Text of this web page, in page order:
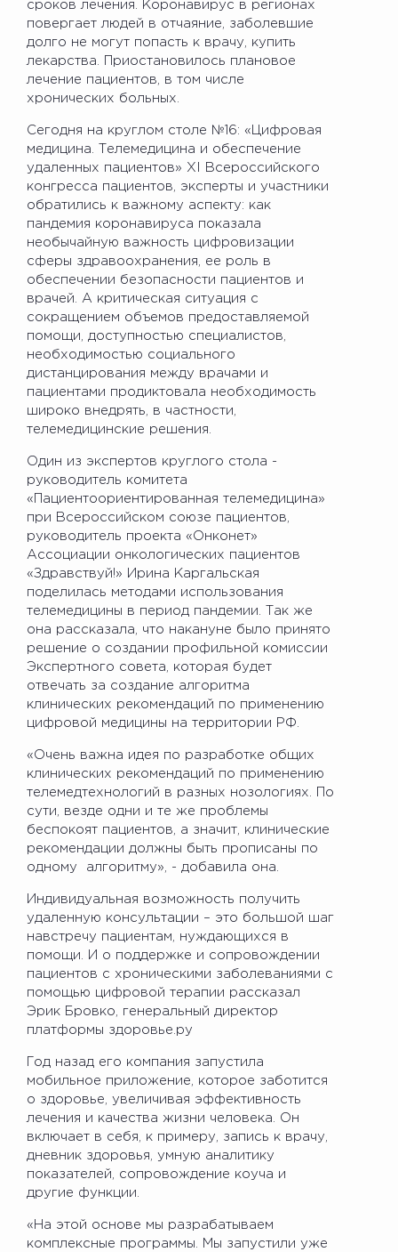
сроков лечения. Коронавирус в регионах
повергает людей в отчаяние, заболевшие
долго не могут попасть к врачу, купить
лекарства. Приостановилось плановое
лечение пациентов, в том числе
хронических больных.
Сегодня на круглом столе №16: «Цифровая
медицина. Телемедицина и обеспечение
удаленных пациентов» XI Всероссийского
конгресса пациентов, эксперты и участники
обратились к важному аспекту: как
пандемия коронавируса показала
необычайную важность цифровизации
сферы здравоохранения, ее роль в
обеспечении безопасности пациентов и
врачей. А критическая ситуация с
сокращением объемов предоставляемой
помощи, доступностью специалистов,
необходимостью социального
дистанцирования между врачами и
пациентами продиктовала необходимость
широко внедрять, в частности,
телемедицинские решения.
Один из экспертов круглого стола -
руководитель комитета
«Пациентоориентированная телемедицина»
при Всероссийском союзе пациентов,
руководитель проекта «Онконет»
Ассоциации онкологических пациентов
«Здравствуй!» Ирина Каргальская
поделилась методами использования
телемедицины в период пандемии. Так же
она рассказала, что накануне было принято
решение о создании профильной комиссии
Экспертного совета, которая будет
отвечать за создание алгоритма
клинических рекомендаций по применению
цифровой медицины на территории РФ.
«Очень важна идея по разработке общих
клинических рекомендаций по применению
телемедтехнологий в разных нозологиях. По
сути, везде одни и те же проблемы
беспокоят пациентов, а значит, клинические
рекомендации должны быть прописаны по
одному алгоритму», - добавила она.
Индивидуальная возможность получить
удаленную консультации – это большой шаг
навстречу пациентам, нуждающихся в
помощи. И о поддержке и сопровождении
пациентов с хроническими заболеваниями с
помощью цифровой терапии рассказал
Эрик Бровко, генеральный директор
платформы здоровье.ру
Год назад его компания запустила
мобильное приложение, которое заботится
о здоровье, увеличивая эффективность
лечения и качества жизни человека. Он
включает в себя, к примеру, запись к врачу,
дневник здоровья, умную аналитику
показателей, сопровождение коуча и
другие функции.
«На этой основе мы разрабатываем
комплексные программы. Мы запустили уже